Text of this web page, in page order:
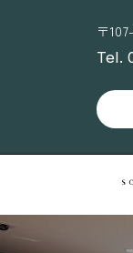
〒
Tel.